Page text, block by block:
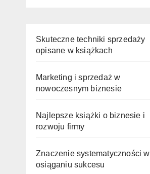
Skuteczne techniki sprzedaży
opisane w książkach
Marketing i sprzedaż w
nowoczesnym biznesie
Najlepsze książki o biznesie i
rozwoju firmy
Znaczenie systematyczności w
osiąganiu sukcesu